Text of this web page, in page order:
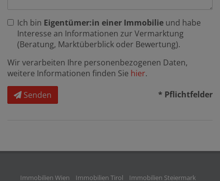
Ich bin Eigentümer:in einer Immobilie und habe
Interesse an Informationen zur Vermarktung
(Beratung, Marktüberblick oder Bewertung).
Wir verarbeiten Ihre personenbezogenen Daten,
weitere Informationen finden Sie hier.
Senden
* Pflichtfelder
Immobilien Wien Immobilien Tirol Immobilien Steiermark